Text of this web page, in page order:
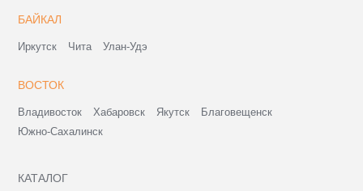
БАЙКАЛ
Иркутск Чита Улан-Удэ
ВОСТОК
Владивосток Хабаровск Якутск
Благовещенск
Южно-Сахалинск
КАТАЛОГ